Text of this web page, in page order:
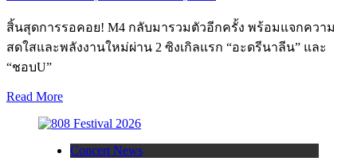
สิ้นสุดการรอคอย! M4 กลับมารวมตัวอีกครั้ง พร้อมแจกความ
สดใสและพลังงานใหม่ผ่าน 2 ซิงเกิลแรก “อะดรีนาลีน” และ
“ชอบU”
Read More
Concert News